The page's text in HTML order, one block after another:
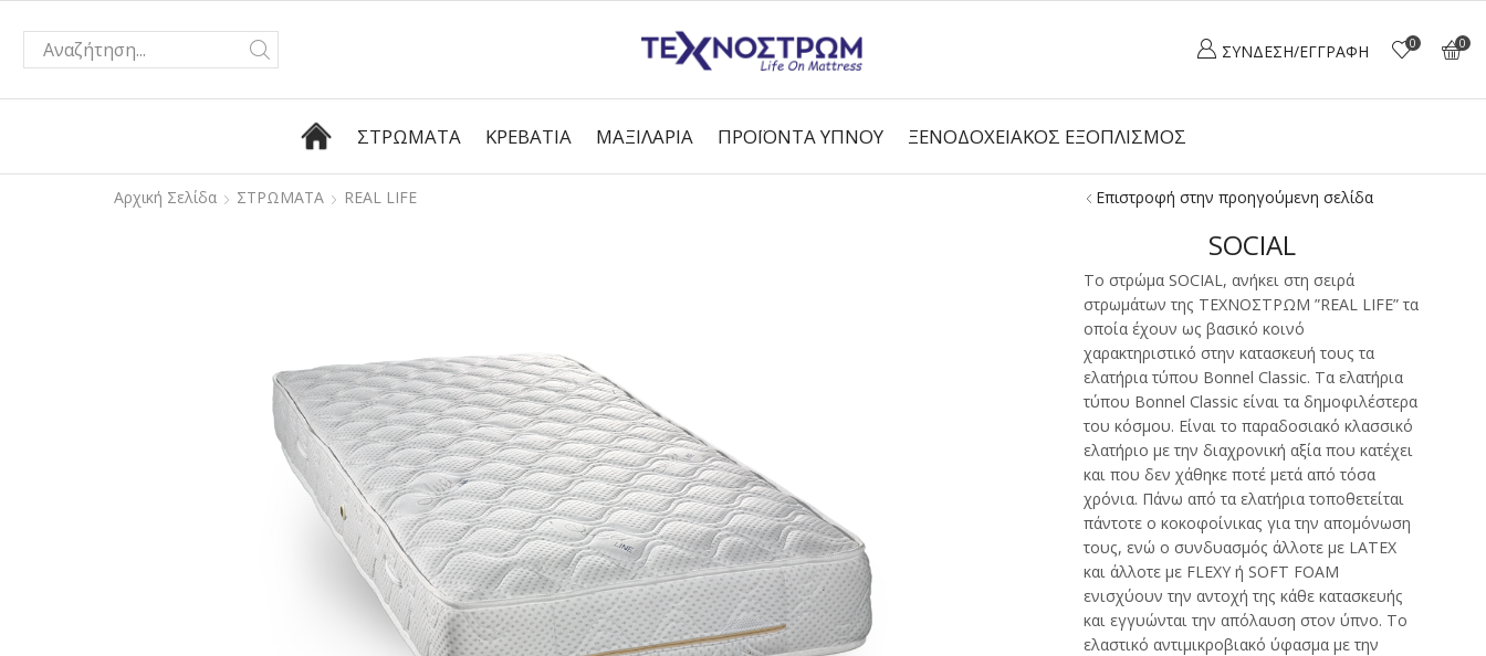
ΣΎΝΔΕΣΗ/ΕΓΓΡΑΦΉ 0 0
ΣΤΡΏΜΑΤΑ ΚΡΕΒΆΤΙΑ ΜΑΞΙΛΆΡΙΑ ΠΡΟΪΌΝΤΑ ΎΠΝΟΥ ΞΕΝΟΔΟΧΕΙΑΚΌΣ ΕΞΟΠΛΙΣΜΌΣ
Αρχική Σελίδα ΣΤΡΩΜΑΤΑ REAL LIFE Επιστροφή στην προηγούμενη σελίδα
SOCIAL
Το στρώμα SOCIAL, ανήκει στη σειρά
στρωμάτων της ΤΕΧΝΟΣΤΡΩΜ ”REAL LIFE” τα
οποία έχουν ως βασικό κοινό
χαρακτηριστικό στην κατασκευή τους τα
ελατήρια τύπου Bonnel Classic. Τα ελατήρια
τύπου Bonnel Classic είναι τα δημοφιλέστερα
του κόσμου. Είναι το παραδοσιακό κλασσικό
ελατήριο με την διαχρονική αξία που κατέχει
και που δεν χάθηκε ποτέ μετά από τόσα
χρόνια. Πάνω από τα ελατήρια τοποθετείται
πάντοτε ο κοκοφοίνικας για την απομόνωση
τους, ενώ ο συνδυασμός άλλοτε με LATEX
και άλλοτε με FLEXY ή SOFT FOAM
ενισχύουν την αντοχή της κάθε κατασκευής
και εγγυώνται την απόλαυση στον ύπνο. Το
ελαστικό αντιμικροβιακό ύφασμα με την